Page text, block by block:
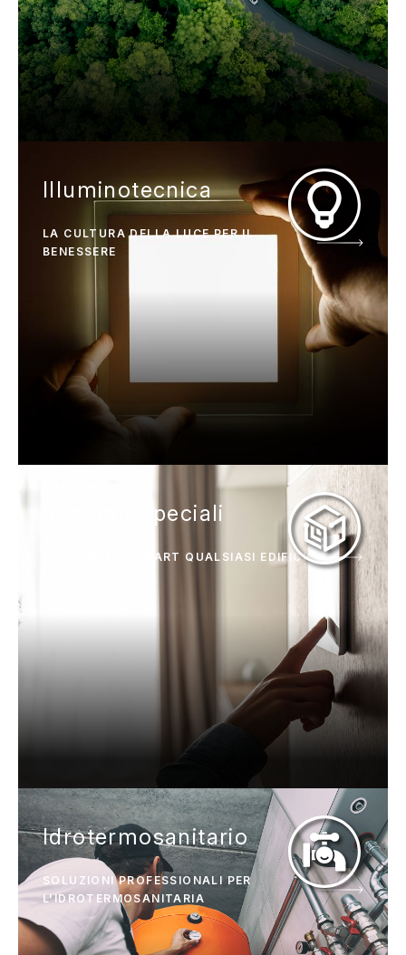
Illuminotecnica
LA CULTURA DELLA LUCE PER IL
BENESSERE
Impianti Speciali
PER RENDERE SMART QUALSIASI EDIFICIO
Idrotermosanitario
SOLUZIONI PROFESSIONALI PER
L'IDROTERMOSANITARIA